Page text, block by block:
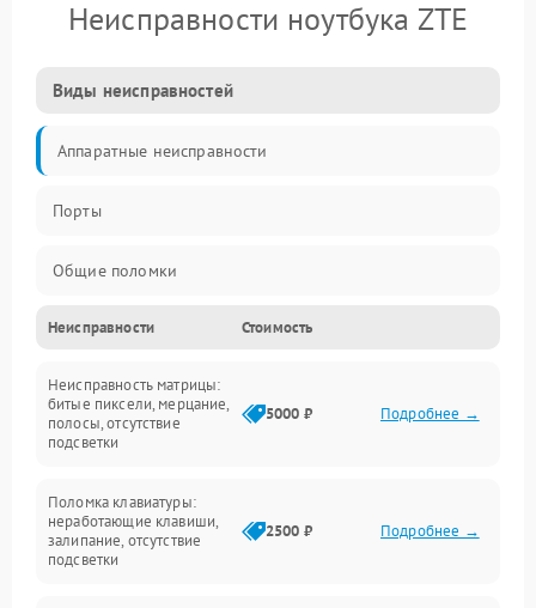
Неисправности ноутбука ZTE
Виды неисправностей
Аппаратные неисправности
Порты
Общие поломки
Устройства
Программные ошибки
Электрические и системные сбои
Интерфейсные проблемы
Батарея
Неисправности Стоимость
Неисправность матрицы:
битые пиксели, мерцание,
полосы, отсутствие
подсветки
5000 ₽ Подробнее →
Поломка клавиатуры:
неработающие клавиши,
залипание, отсутствие
подсветки
2500 ₽ Подробнее →